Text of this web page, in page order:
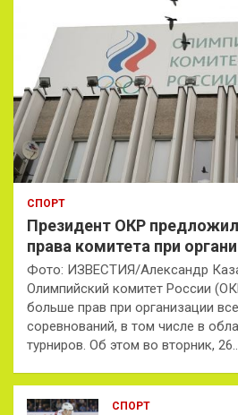
СПОРТ
Президент ОКР
права комитета при
Фото: ИЗВЕСТИЯ/Александр
Олимпийский комитет России
больше прав при организации
соревнований, в том числе в
турниров. Об этом во вторник,
СПОРТ